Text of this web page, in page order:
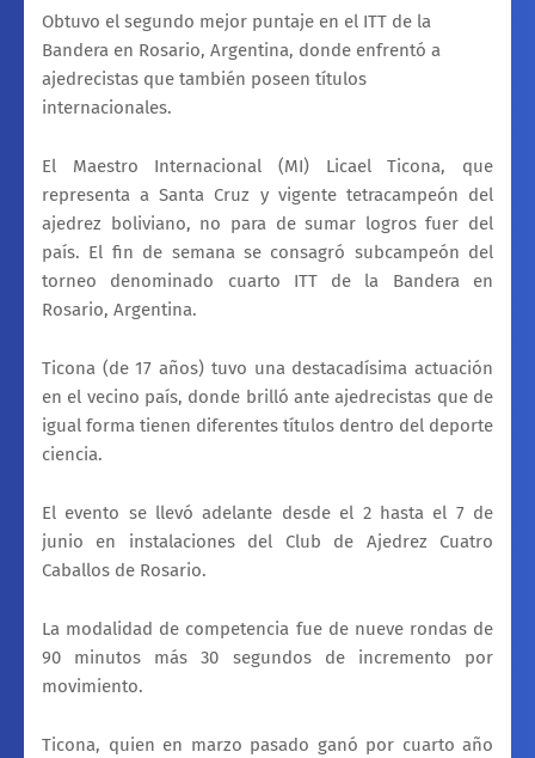
Obtuvo el segundo mejor puntaje en el ITT de la
Bandera en Rosario, Argentina, donde enfrentó a
ajedrecistas que también poseen títulos
internacionales.
El Maestro Internacional (MI) Licael Ticona, que
representa a Santa Cruz y vigente tetracampeón del
ajedrez boliviano, no para de sumar logros fuer del
país. El fin de semana se consagró subcampeón del
torneo denominado cuarto ITT de la Bandera en
Rosario, Argentina.
Ticona (de 17 años) tuvo una destacadísima actuación
en el vecino país, donde brilló ante ajedrecistas que de
igual forma tienen diferentes títulos dentro del deporte
ciencia.
El evento se llevó adelante desde el 2 hasta el 7 de
junio en instalaciones del Club de Ajedrez Cuatro
Caballos de Rosario.
La modalidad de competencia fue de nueve rondas de
90 minutos más 30 segundos de incremento por
movimiento.
Ticona, quien en marzo pasado ganó por cuarto año